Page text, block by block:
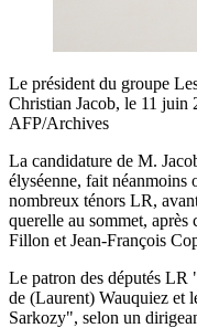
Le président du groupe
Christian Jacob, le 11 juin
AFP/Archives
La candidature de M.
élyséenne, fait néanmoins
nombreux ténors LR,
querelle au sommet,
Fillon et Jean-François
Le patron des députés LR
de (Laurent) Wauquiez et
Sarkozy", selon un